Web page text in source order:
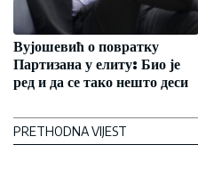
Вујошевић о повратку
Партизана у елиту: Био је
ред и да се тако нешто деси
PRETHODNA VIJEST